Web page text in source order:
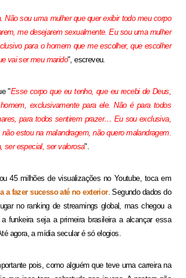
Não sou uma mulher que quer exibir todo meu corpo
me desejarem sexualmente. Eu sou uma mulher
para o homem que me escolher, que escolher
vai ser meu marido", escreveu.
"Esse corpo que eu tenho, que eu recebi de Deus,
exclusivamente para ele. Não é para todos
para todos sentirem prazer… Eu sou exclusiva,
estou na malandragem, não quero malandragem.
ser especial, ser valorosa".
45 milhões de visualizações no Youtube, toca em
a fazer sucesso até no exterior. Segundo dados do
no ranking de streamings global, mas chegou a
funkeira seja a primeira brasileira a alcançar essa
agora, a mídia secular é só elogios.
pois, como alguém que teve uma carreira na